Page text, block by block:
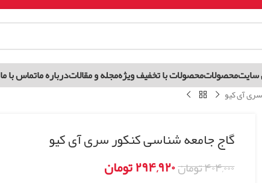
سایتمحصولاتمحصولات با تخفیف ویژهمجله و مقالاتدرباره ماتماس با ما
آی کیو
گاج جامعه شناسی کنکور سری آی کیو
۴۰۴,۰۰۰تومان۲۹۴,۹۲۰تومان